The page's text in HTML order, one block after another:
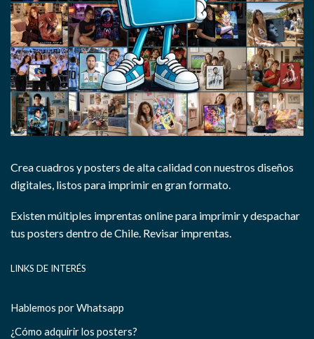
Crea cuadros y posters de alta calidad con nuestros diseños
digitales, listos para imprimir en gran formato.
Existen múltiples imprentas online para imprimir y despachar
tus posters dentro de Chile. Revisar imprentas.
LINKS DE INTERÉS
Hablemos por Whatsapp
¿Cómo adquirir los posters?